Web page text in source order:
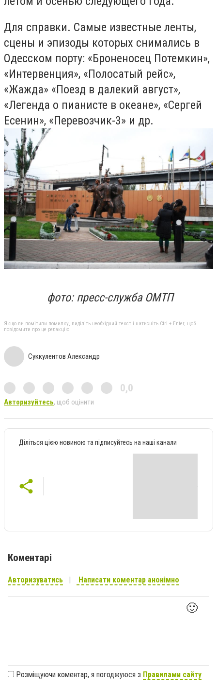
Для справки. Самые известные ленты,
сцены и эпизоды которых снимались в
Одесском порту: «Броненосец Потемкин»,
«Интервенция», «Полосатый рейс»,
«Жажда» «Поезд в далекий август»,
«Легенда о пианисте в океане», «Сергей
Есенин», «Перевозчик-3» и др.
фото: пресс-служба ОМТП
Якщо ви помітили помилку, виділіть необхідний текст і натисніть Ctrl + Enter, щоб
повідомити про це редакцію
Суккулентов Александр
0,0
Авторизуйтесь, щоб оцінити
Діліться цією новиною та підписуйтесь на наші канали
Коментарі
Авторизуватись Написати коментар анонімно
🙂
Розміщуючи коментар, я погоджуюся з Правилами сайту